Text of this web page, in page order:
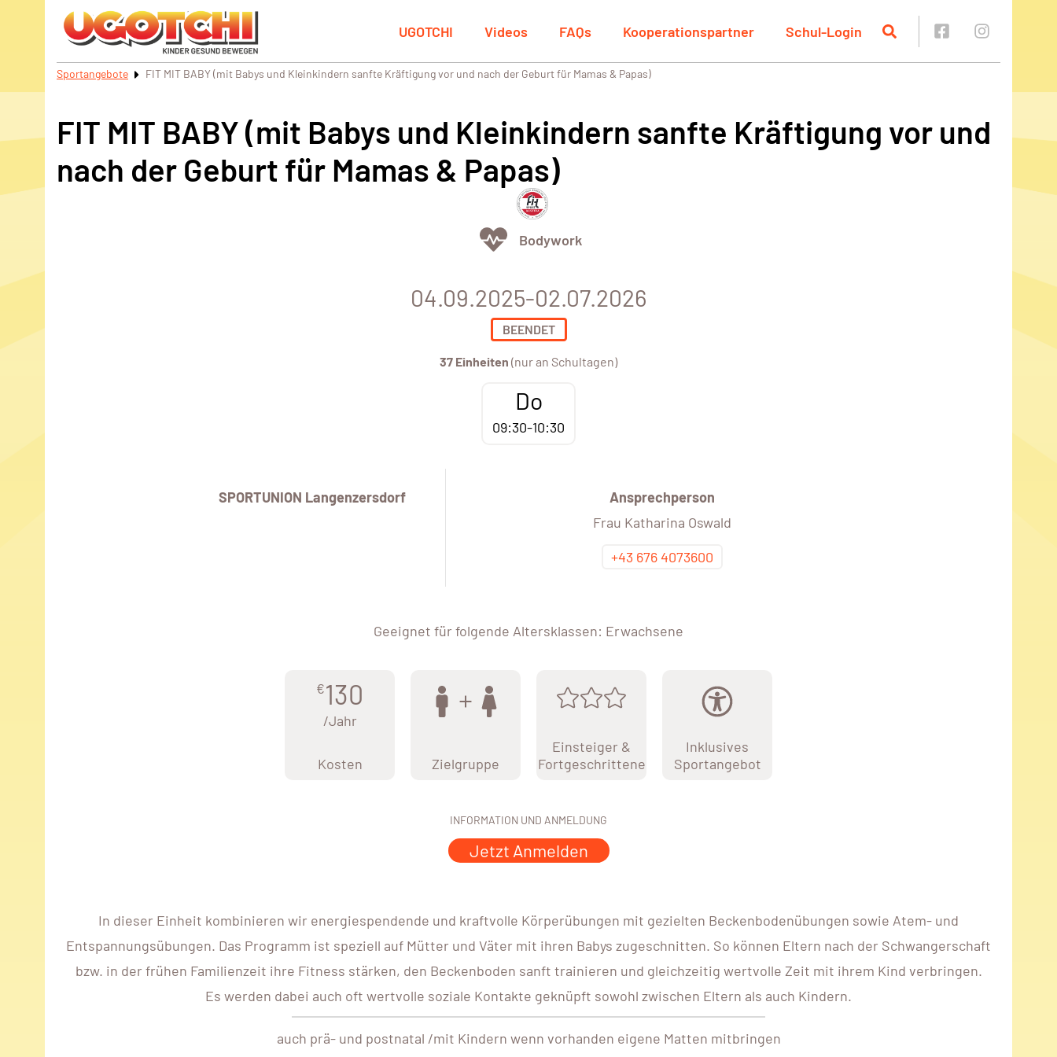
UGOTCHI Videos FAQs Kooperationspartner Schul-Login
Sportangebote FIT MIT BABY (mit Babys und Kleinkindern sanfte Kräftigung vor und nach der Geburt für Mamas & Papas)
FIT MIT BABY (mit Babys und Kleinkindern sanfte Kräftigung vor und
nach der Geburt für Mamas & Papas)
Bodywork
04.09.2025-02.07.2026
BEENDET
37 Einheiten (nur an Schultagen)
Do
09:30-10:30
SPORTUNION Langenzersdorf
Ansprechperson
Frau Katharina Oswald
+43 676 4073600
Geeignet für folgende Altersklassen: Erwachsene
€130
/Jahr
Kosten Zielgruppe
Einsteiger &
Fortgeschrittene
Inklusives
Sportangebot
INFORMATION UND ANMELDUNG
Jetzt Anmelden
In dieser Einheit kombinieren wir energiespendende und kraftvolle Körperübungen mit gezielten Beckenbodenübungen sowie Atem- und
Entspannungsübungen. Das Programm ist speziell auf Mütter und Väter mit ihren Babys zugeschnitten. So können Eltern nach der Schwangerschaft
bzw. in der frühen Familienzeit ihre Fitness stärken, den Beckenboden sanft trainieren und gleichzeitig wertvolle Zeit mit ihrem Kind verbringen.
Es werden dabei auch oft wertvolle soziale Kontakte geknüpft sowohl zwischen Eltern als auch Kindern.
auch prä- und postnatal /mit Kindern wenn vorhanden eigene Matten mitbringen